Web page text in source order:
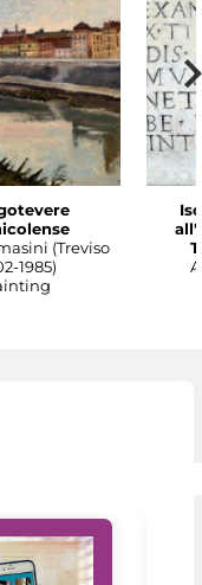
(Treviso
1985)